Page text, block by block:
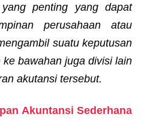
penting yang dapat
perusahaan atau
suatu keputusan
bawahan juga divisi lain
akutansi tersebut.
Akuntansi Sederhana